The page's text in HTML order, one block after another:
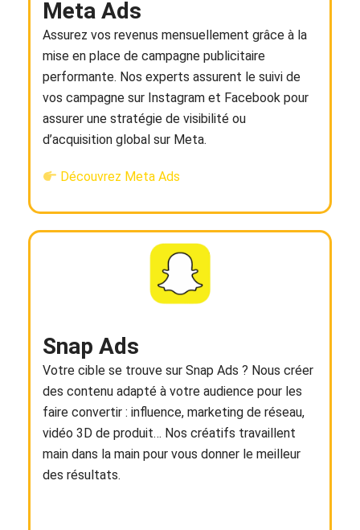
Meta Ads
Assurez vos revenus mensuellement grâce à la
mise en place de campagne publicitaire
performante. Nos experts assurent le suivi de
vos campagne sur Instagram et Facebook pour
assurer une stratégie de visibilité ou
d’acquisition global sur Meta.
Découvrez Meta Ads
Snap Ads
Votre cible se trouve sur Snap Ads ? Nous créer
des contenu adapté à votre audience pour les
faire convertir : influence, marketing de réseau,
vidéo 3D de produit… Nos créatifs travaillent
main dans la main pour vous donner le meilleur
des résultats.